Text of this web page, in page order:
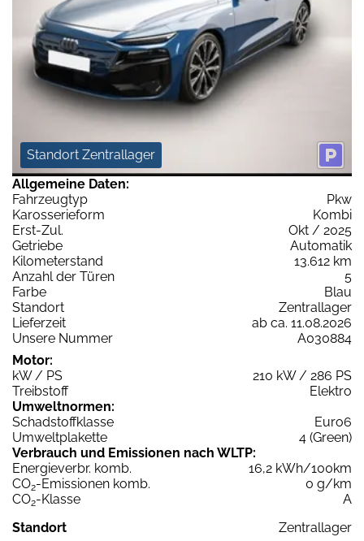
Standort Zentrallager
Allgemeine Daten:
Fahrzeugtyp
Pkw
Karosserieform
Kombi
Erst-Zul.
Okt / 2025
Getriebe
Automatik
Kilometerstand
13.612 km
Anzahl der Türen
5
Farbe
Blau
Standort
Zentrallager
Lieferzeit
ab ca. 11.08.2026
Unsere Nummer
A030884
Motor:
kW / PS
210 kW / 286 PS
Treibstoff
Elektro
Umweltnormen:
Schadstoffklasse
Euro6
Umweltplakette
4 (Green)
Verbrauch und Emissionen nach WLTP:
Energieverbr. komb.
16,2 kWh/100km
CO2-Emissionen komb.
0 g/km
CO2-Klasse
A
Standort
Zentrallager